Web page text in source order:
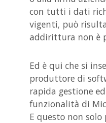
con tutti i dati
vigenti, può
addirittura non è
Ed è qui che si
produttore di
rapida gestione
funzionalità di
E questo non solo